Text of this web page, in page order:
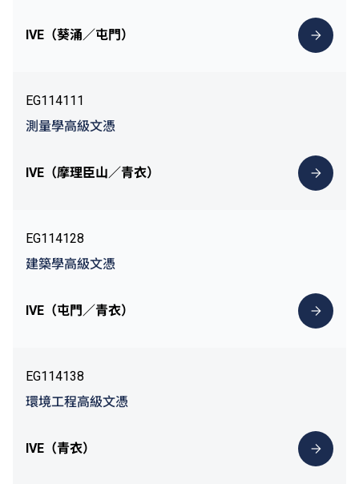
IVE（葵涌／屯門）
EG114111
測量學高級文憑
IVE（摩理臣山／青衣）
EG114128
建築學高級文憑
IVE（屯門／青衣）
EG114138
環境工程高級文憑
IVE（青衣）